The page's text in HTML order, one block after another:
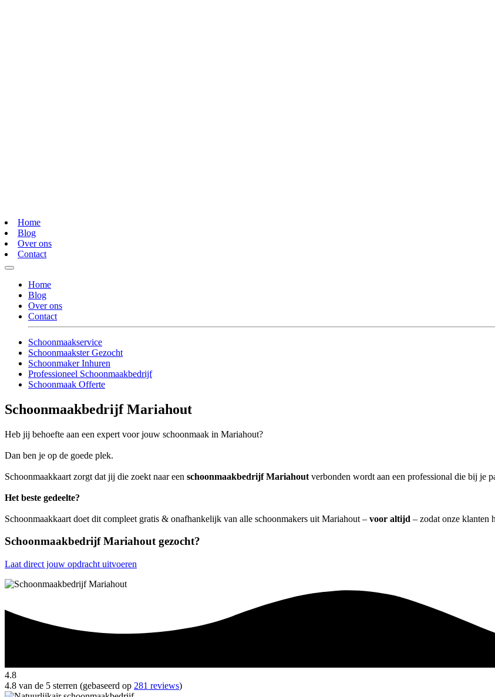
Home
Blog
Over ons
Contact
Home
Blog
Over ons
Contact
Schoonmaakservice
Schoonmaakster Gezocht
Schoonmaker Inhuren
Professioneel Schoonmaakbedrijf
Schoonmaak Offerte
Schoonmaakbedrijf Mariahout
Heb jij behoefte aan een expert voor jouw schoonmaak in Mariahout?
Dan ben je op de goede plek.
Schoonmaakkaart zorgt dat jij die zoekt naar een schoonmaakbedrijf Mariahout verbonden wordt aan een professional die bij je
Het beste gedeelte?
Schoonmaakkaart doet dit compleet gratis & onafhankelijk van alle schoonmakers uit Mariahout – voor altijd – zodat onze klanten
Schoonmaakbedrijf Mariahout gezocht?
Laat direct jouw opdracht uitvoeren
4.8
4.8 van de 5 sterren (gebaseerd op 281 reviews)